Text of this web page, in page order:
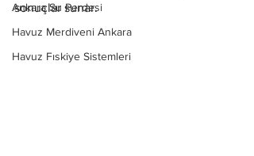
Ankara Su Perdesi
Havuz Merdiveni Ankara
Havuz Fıskiye Sistemleri
sonuçlar sunar.